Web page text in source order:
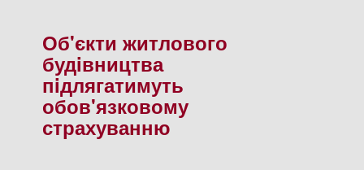
Об'єкти житлового
будiвництва
пiдлягатимуть
обов'язковому
страхуванню